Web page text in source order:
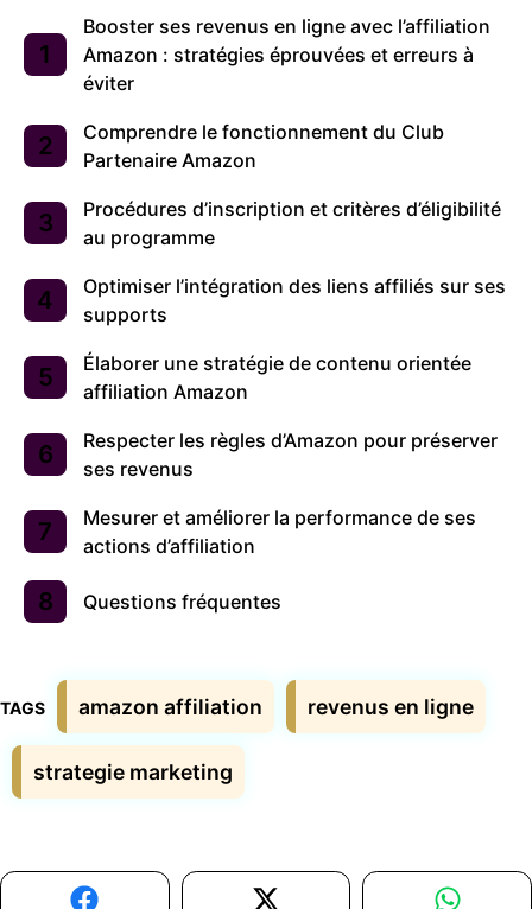
Booster ses revenus en ligne avec l’affiliation
Amazon : stratégies éprouvées et erreurs à
éviter
Comprendre le fonctionnement du Club
Partenaire Amazon
Procédures d’inscription et critères d’éligibilité
au programme
Optimiser l’intégration des liens affiliés sur ses
supports
Élaborer une stratégie de contenu orientée
affiliation Amazon
Respecter les règles d’Amazon pour préserver
ses revenus
Mesurer et améliorer la performance de ses
actions d’affiliation
Questions fréquentes
Étiquettes
amazon affiliation revenus en ligne
strategie marketing